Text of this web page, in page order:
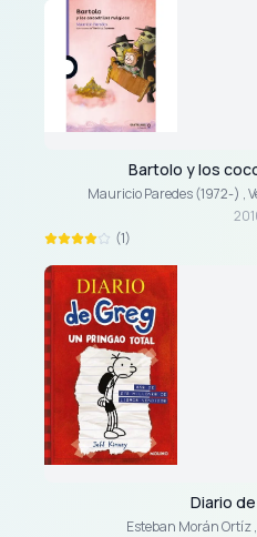
Bartolo y los
Mauricio Paredes (1972-) ,
(1)
Diario
Esteban Morán Ortíz,